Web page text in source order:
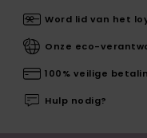
Word lid van het
Onze eco-
100% veilige
Hulp nodig?